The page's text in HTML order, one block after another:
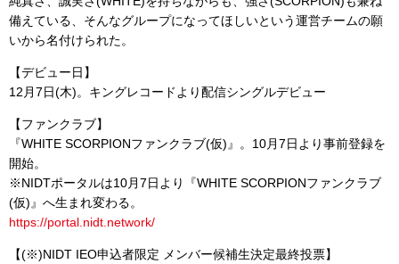
備えている、そんなグループになってほしいという運営チームの願
いから名付けられた。
【デビュー日】
12月7日(木)。キングレコードより配信シングルデビュー
【ファンクラブ】
『WHITE SCORPIONファンクラブ(仮)』。10月7日より事前登録を
開始。
※NIDTポータルは10月7日より『WHITE SCORPIONファンクラブ
(仮)』へ生まれ変わる。
https://portal.nidt.network/
【(※)NIDT IEO申込者限定 メンバー候補生決定最終投票】